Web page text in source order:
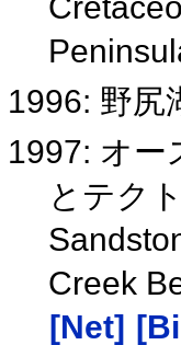
1996: 野尻
1997: オー
とテク
Creek
[Net]